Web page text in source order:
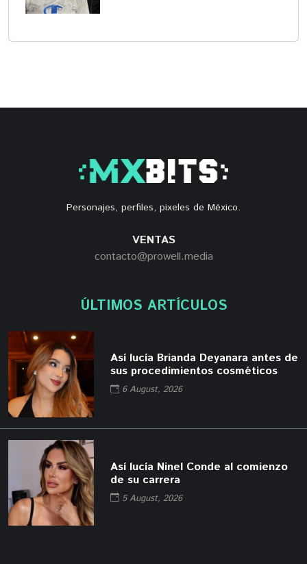
Personajes, perfiles, pixeles de México.
VENTAS
contacto@prowell.media
ÚLTIMOS ARTÍCULOS
Así lucía Brianda Deyanara antes de
sus procedimientos cosméticos
6 August, 2026
Así lucía Ninel Conde al comienzo
de su carrera
5 August, 2026